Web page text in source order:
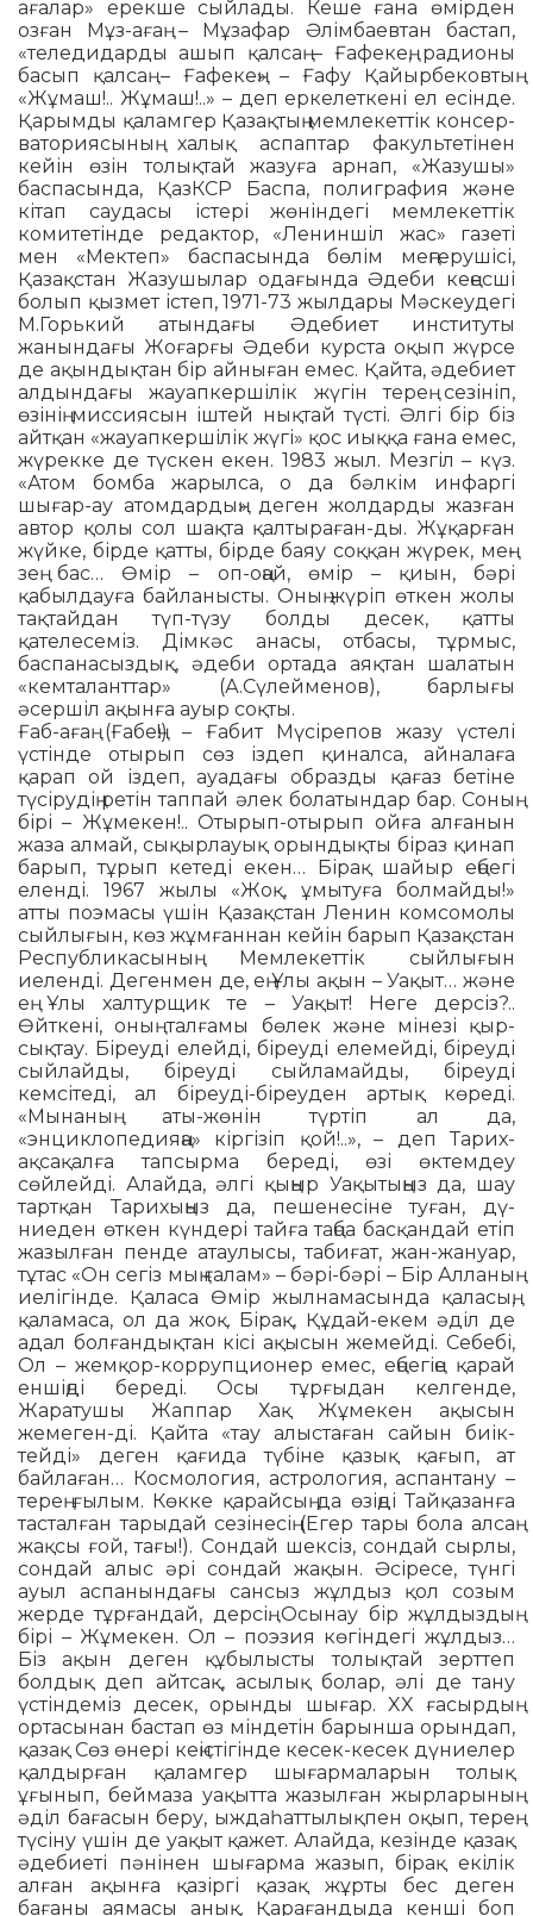
ағалар» ерекше сыйлады. Кеше ғана өмірден
озған Мұз-ағаң – Мұзафар Әлімбаевтан бастап,
«теледидарды ашып қалсаң – Ғафекең, радионы
басып қалсаң – Ғафекең» – Ғафу Қайырбековтың
«Жұмаш!.. Жұмаш!..» – деп еркелеткені ел есінде.
Қарымды қаламгер Қазақтың мемлекеттік консер­
ваториясының халық аспаптар факультетінен
кейін өзін толықтай жазуға арнап, «Жазушы»
баспасында, ҚазКСР Баспа, полиграфия және
кітап саудасы істері жөніндегі мемлекеттік
комитетінде редактор, «Лениншіл жас» газеті
мен «Мектеп» баспасында бөлім меңгерушісі,
Қазақстан Жазушылар одағында Әдеби кеңесші
болып қызмет істеп, 1971-73 жылдары Мәскеудегі
М.Горький атындағы Әдебиет институ­ты
жанындағы Жоғарғы Әдеби курста оқып жүрсе
де ақындықтан бір айныған емес. Қайта, әдебиет
алдындағы жауап­кер­шілік жүгін терең сезініп,
өзінің мис­сия­сын іштей нықтай түсті. Әлгі бір біз
айтқан «жауапкершілік жүгі» қос иыққа ғана емес,
жүрекке де түскен екен. 1983 жыл. Мезгіл – күз.
«Атом бомба жа­рылса, о да бәлкім инфаргі
шығар-ау атомдардың» деген жолдарды жазған
автор қолы сол шақта қалтыраған-ды. Жұқарған
жүйке, бірде қатты, бірде баяу соққан жүрек, мең-
зең бас… Өмір – оп-оңай, өмір – қиын, бәрі
қабылдауға байланысты. Оның жүріп өткен жолы
тақтайдан түп-түзу болды десек, қатты
қателесеміз. Дімкәс анасы, отбасы, тұрмыс,
баспанасыздық, әдеби ортада аяқтан шалатын
«кемталанттар» (А.Сүлейменов), барлығы
әсершіл ақынға ауыр соқты.
Ғаб-ағаң (Ғабең!) – Ғабит Мүсіре­пов жазу үстелі
үстінде отырып сөз іздеп қиналса, айналаға
қарап ой іздеп, ауадағы образды қағаз бетіне
түсірудің ретін таппай әлек болатындар бар. Соның
бірі – Жұмекен!.. Отырып-оты­рып ойға алғанын
жаза алмай, сықыр­лауық орындықты біраз қинап
барып, тұрып кетеді екен… Бірақ шайыр еңбегі
еленді. 1967 жылы «Жоқ, ұмытуға болмайды!»
атты поэмасы үшін Қазақс­тан Ленин комсомолы
сыйлығын, көз жұмғаннан кейін барып Қазақстан
Республикасының Мемлекеттік сый­лығын
иеленді. Дегенмен де, ең Ұлы ақын – Уақыт… және
ең Ұлы халтурщик те – Уақыт! Неге дерсіз?..
Өйткені, оның талғамы бөлек және мінезі қыр­
сықтау. Біреуді елейді, біреуді елемейді, біреуді
сыйлайды, біреуді сыйламайды, біреуді
кемсітеді, ал біреуді-біреуден артық көреді.
«Мынаның аты-жөнін түртіп ал да,
«энциклопедияңа» кіргізіп қой!..», – деп Тарих-
ақсақалға тапсырма береді, өзі өктемдеу
сөйлейді. Алайда, әлгі қыңыр Уақытыңыз да, шау
тартқан Тарихыңыз да, пешенесіне туған, дү­
ниеден өткен күндері тайға таңба басқандай етіп
жазылған пенде атау­лысы, табиғат, жан-жануар,
тұтас «Он сегіз мың ғалам» – бәрі-бәрі – Бір Алла­ның
иелігінде. Қаласа Өмір жыл­на­масында қаласың,
қаламаса, ол да жоқ. Бірақ, Құдай-екем әділ де
адал болғандықтан кісі ақысын жемейді. Себебі,
Ол – жемқор-коррупционер емес, еңбегіңе қарай
еншіңді береді. Осы тұрғыдан келгенде,
Жаратушы Жаппар Хақ Жұмекен ақысын
жемеген-ді. Қайта «тау алыстаған сайын биік­
тейді» деген қағида түбіне қазық қағып, ат
байлаған… Космология, астрология, аспантану –
терең ғылым. Көкке қа­райсың да өзіңді Тайқазанға
тасталған тарыдай сезінесің (Егер тары бола алсаң
жақсы ғой, тағы!). Сондай шексіз, сондай сырлы,
сондай алыс әрі сондай жақын. Әсіресе, түнгі
ауыл аспанындағы сансыз жұлдыз қол созым
жерде тұрған­дай, дерсің. Осынау бір жұлдыздың
бірі – Жұмекен. Ол – поэзия көгіндегі жұлдыз…
Біз ақын деген құбылысты толықтай зерттеп
болдық деп айтсақ, асылық болар, әлі де тану
үстіндеміз десек, орынды шығар. XX ғасырдың
ортасынан бастап өз міндетін барынша орындап,
қазақ Сөз өнері кеңістігінде кесек-кесек дүниелер
қалдырған қалам­гер шығармаларын толық
ұғынып, беймаза уақытта жазылған жырларының
әділ бағасын беру, ыждаһаттылықпен оқып, терең
түсіну үшін де уақыт қажет. Алайда, кезінде қазақ
әдебиеті пәнінен шығарма жазып, бірақ екілік
алған ақынға қазіргі қазақ жұрты бес деген
бағаны аямасы анық. Қарағандыда кенші боп